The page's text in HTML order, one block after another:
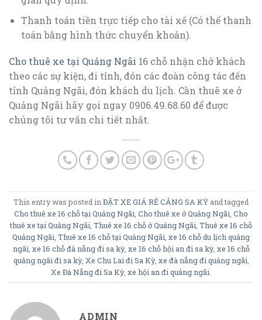
Thanh toán tiền trực tiếp cho tài xế (Có thể thanh
toán bằng hình thức chuyển khoản).
Cho thuê xe tại Quảng Ngãi 16 chỗ nhận chở khách
theo các sự kiện, đi tỉnh, đón các đoàn công tác đến
tỉnh Quảng Ngãi, đón khách du lịch. Cần thuê xe ở
Quảng Ngãi hãy gọi ngay 0906.49.68.60 để được
chúng tôi tư vấn chi tiết nhất.
This entry was posted in ĐẶT XE GIÁ RẺ CẢNG SA KỲ and tagged
Cho thuê xe 16 chỗ tại Quảng Ngãi Cho thuê xe ở Quảng Ngãi Cho
thuê xe tại Quảng Ngãi Thuê xe 16 chỗ ở Quảng Ngãi Thuê xe 16 chỗ
Quảng Ngãi Thuê xe 16 chỗ tại Quảng Ngãi xe 16 chỗ du lịch quảng
ngãi xe 16 chỗ đà nẵng đi sa kỳ, xe 16 chỗ hội an đi sa kỳ, xe 16 chỗ
quảng ngãi đi sa kỳ, Xe Chu Lai đi Sa Kỳ, xe đà nẵng đi quảng ngãi
Xe Đà Nẵng đi Sa Kỳ, xe hội an đi quảng ngãi
ADMIN